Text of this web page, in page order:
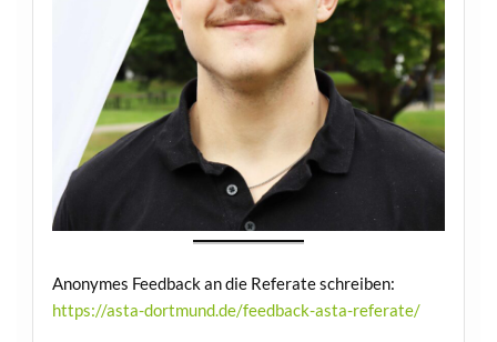
Anonymes Feedback an die Referate schreiben:
https://asta-dortmund.de/feedback-asta-referate/